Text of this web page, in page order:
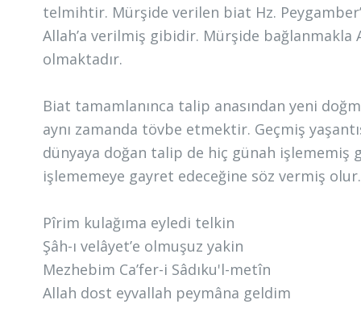
telmihtir. Mürşide verilen biat Hz.
Allah’a verilmiş gibidir. Mürşide bağlanmakla
olmaktadır.
Biat tamamlanınca talip anasından yeni
aynı zamanda tövbe etmektir. Geçmiş
dünyaya doğan talip de hiç günah
işlememeye gayret edeceğine söz vermiş olur.
Pîrim kulağıma eyledi telkin
Şâh-ı velâyet’e olmuşuz yakin
Mezhebim Ca’fer-i Sâdıku'l-metîn
Allah dost eyvallah peymâna geldim